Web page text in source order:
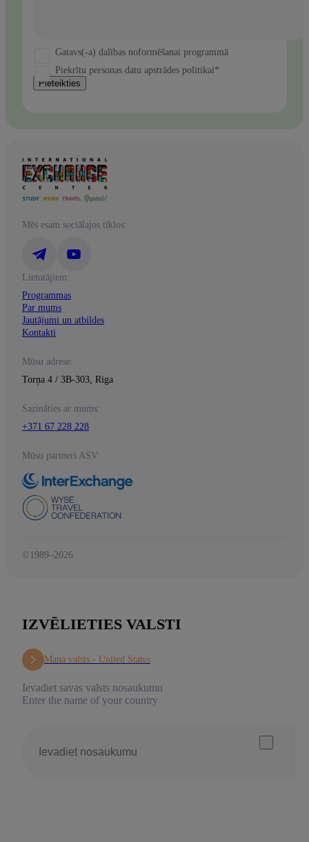
Gatavs(-a) dalības noformēšanai programmā
Piekrītu personas datu apstrādes politikai*
Pieteikties
Mēs esam sociālajos tīklos:
Lietotājiem:
Programmas
Par mums
Jautājumi un atbildes
Kontakti
Mūsu adrese:
Torņa 4 / 3B-303, Riga
Sazināties ar mums:
+371 67 228 228
Mūsu partneri ASV:
©1989–2026
IZVĒLIETIES VALSTI
Mana valsts - United States
Ievadiet savas valsts nosaukumu
Enter the name of your country